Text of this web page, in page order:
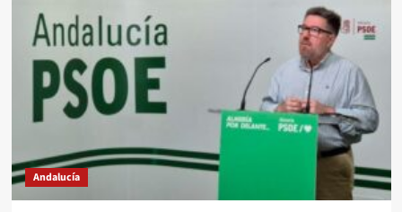
Andalucía